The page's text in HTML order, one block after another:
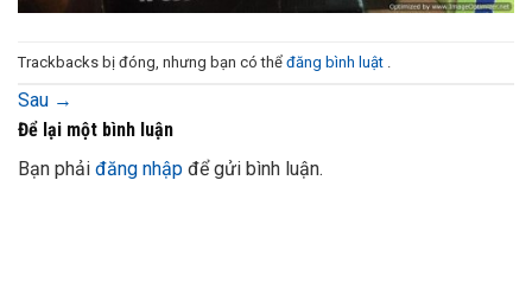
Trackbacks bị đóng, nhưng bạn có thể đăng bình luật
Sau →
Để lại một bình luận
Bạn phải đăng nhập để gửi bình luận.